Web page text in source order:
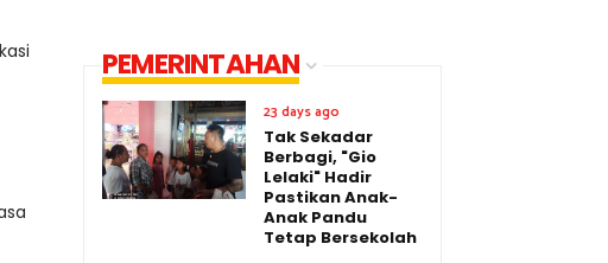
PEMERINTAHAN
23 days ago
Tak Sekadar
Berbagi, "Gio
Lelaki" Hadir
Pastikan Anak-
Anak Pandu
Tetap Bersekolah